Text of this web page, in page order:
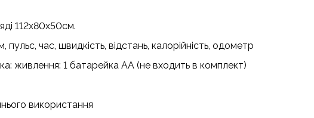
112х80х50см.
пульс, час, швидкість, відстань, калорійність, одометр
живлення: 1 батарейка AA (не входить в комплект)
використання